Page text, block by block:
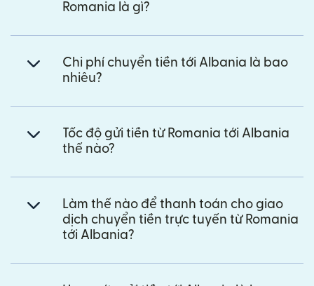
Romania là gì?
Chi phí chuyển tiền tới Albania là bao
nhiêu?
Tốc độ gửi tiền từ Romania tới Albania
thế nào?
Làm thế nào để thanh toán cho giao
dịch chuyển tiền trực tuyến từ Romania
tới Albania?